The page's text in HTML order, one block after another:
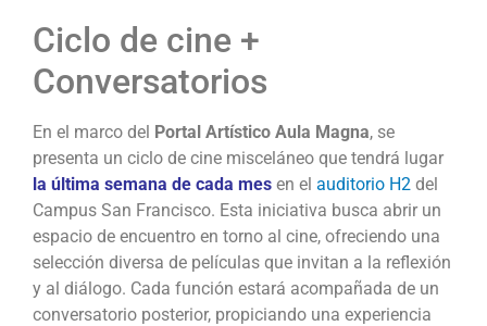
Ciclo de cine +
Conversatorios
En el marco del Portal Artístico Aula Magna, se
presenta un ciclo de cine misceláneo que tendrá lugar
la última semana de cada mes en el auditorio H2 del
Campus San Francisco. Esta iniciativa busca abrir un
espacio de encuentro en torno al cine, ofreciendo una
selección diversa de películas que invitan a la reflexión
y al diálogo. Cada función estará acompañada de un
conversatorio posterior, propiciando una experiencia